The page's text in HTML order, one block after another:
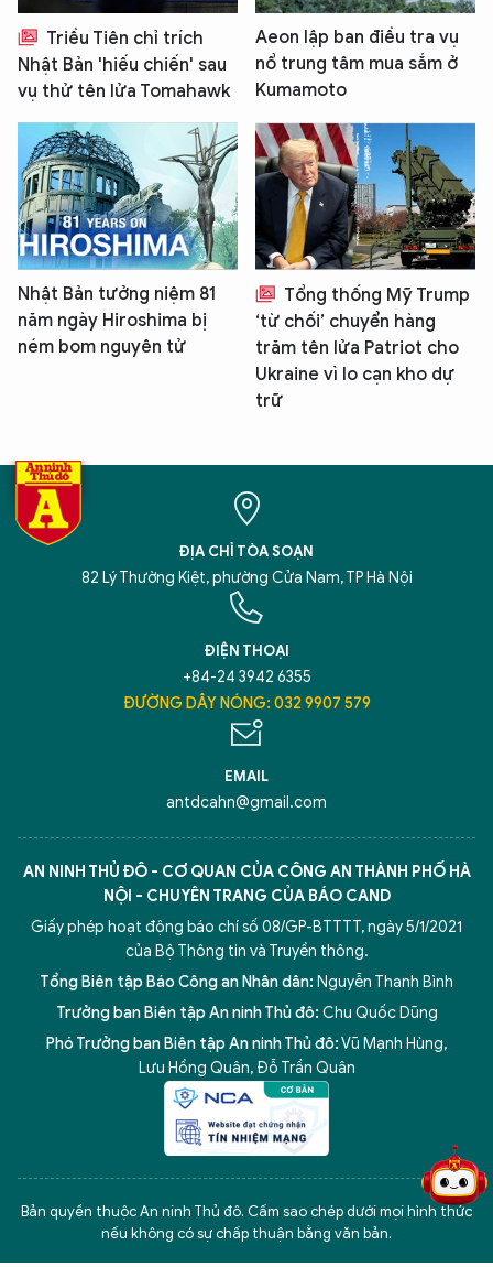
Triều Tiên chỉ trích
Nhật Bản 'hiếu chiến' sau
vụ thử tên lửa Tomahawk
Aeon lập ban điều tra vụ
nổ trung tâm mua sắm ở
Kumamoto
Nhật Bản tưởng niệm 81
năm ngày Hiroshima bị
ném bom nguyên tử
Tổng thống Mỹ Trump
‘từ chối’ chuyển hàng
trăm tên lửa Patriot cho
Ukraine vì lo cạn kho dự
trữ
ĐỊA CHỈ TÒA SOẠN
82 Lý Thường Kiệt, phường Cửa Nam, TP Hà Nội
ĐIỆN THOẠI
+84-24 3942 6355
ĐƯỜNG DÂY NÓNG: 032 9907 579
EMAIL
antdcahn@gmail.com
AN NINH THỦ ĐÔ - CƠ QUAN CỦA CÔNG AN THÀNH PHỐ HÀ
NỘI - CHUYÊN TRANG CỦA BÁO CAND
Giấy phép hoạt động báo chí số 08/GP-BTTTT, ngày 5/1/2021
của Bộ Thông tin và Truyền thông.
Tổng Biên tập Báo Công an Nhân dân: Nguyễn Thanh Bình
Trưởng ban Biên tập An ninh Thủ đô: Chu Quốc Dũng
Phó Trưởng ban Biên tập An ninh Thủ đô:Vũ Mạnh Hùng,
Lưu Hồng Quân, Đỗ Trần Quân
Bản quyền thuộc An ninh Thủ đô. Cấm sao chép dưới mọi hình thức
nếu không có sự chấp thuận bằng văn bản.
5 điểm nghẽn của Hà Nội giải pháp xử lý điểm nghẽn của